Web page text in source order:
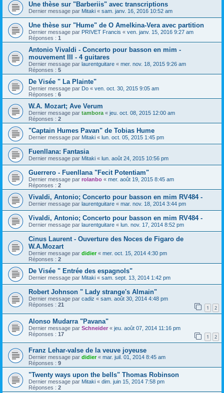
Une thèse sur "Barberiis" avec transcriptions
Dernier message par Mitaki « sam. janv. 16, 2016 10:52 am
Une thèse sur "Hume" de O Amelkina-Vera avec partition
Dernier message par PRIVET Francis « ven. janv. 15, 2016 9:27 am
Réponses : 1
Antonio Vivaldi - Concerto pour basson en mim -
mouvement III - 4 guitares
Dernier message par laurentguitare « mer. nov. 18, 2015 9:26 am
Réponses : 5
De Visée " La Plainte"
Dernier message par Do « ven. oct. 30, 2015 9:05 am
Réponses : 6
W.A. Mozart; Ave Verum
Dernier message par tambora « jeu. oct. 08, 2015 12:00 am
Réponses : 2
"Captain Humes Pavan" de Tobias Hume
Dernier message par Mitaki « lun. oct. 05, 2015 1:45 pm
Fuenllana: Fantasia
Dernier message par Mitaki « lun. août 24, 2015 10:56 pm
Guerrero - Fuenllana "Fecit Potentiam"
Dernier message par rolanbo « mer. août 19, 2015 8:45 am
Réponses : 2
Vivaldi, Antonio; Concerto pour basson en mim RV484 -
Dernier message par laurentguitare « mar. nov. 18, 2014 3:44 pm
Vivaldi, Antonio; Concerto pour basson en mim RV484 -
Dernier message par laurentguitare « lun. nov. 17, 2014 8:52 pm
Cinus Laurent - Ouverture des Noces de Figaro de
W.A.Mozart
Dernier message par didier« mer. oct. 15, 2014 4:30 pm
Réponses : 2
De Visée " Entrée des espagnols"
Dernier message par Mitaki « sam. sept. 13, 2014 1:42 pm
Robert Johnson " Lady strange's Almain"
Dernier message par cadiz « sam. août 30, 2014 4:48 pm
Réponses : 21 1 2
Alonso Mudarra "Pavana"
Dernier message par Schneider « jeu. août 07, 2014 11:16 pm
Réponses : 17 1 2
Franz Lehar-valse de la veuve joyeuse
Dernier message par didier« mar. juil. 01, 2014 8:45 am
Réponses : 9
"Twenty ways upon the bells" Thomas Robinson
Dernier message par Mitaki « dim. juin 15, 2014 7:58 pm
Réponses : 2